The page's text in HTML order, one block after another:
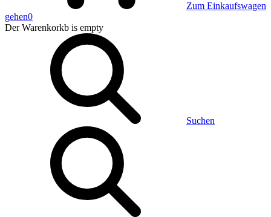
Zum Einkaufswagen
gehen0
Der Warenkorkb is empty
Suchen